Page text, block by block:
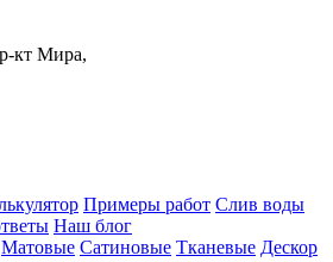
кт Мира,
Примеры работ Слив воды
Наш блог
Матовые Сатиновые Тканевые Дескор